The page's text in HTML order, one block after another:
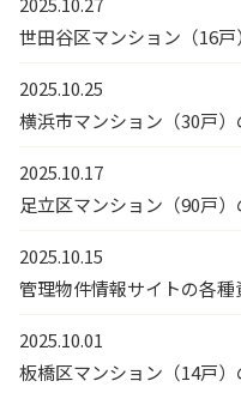
世田谷区マンション（16
2025.10.25
横浜市マンション（30戸
2025.10.17
足立区マンション（90戸
2025.10.15
管理物件情報サイトの各種
2025.10.01
板橋区マンション（14戸